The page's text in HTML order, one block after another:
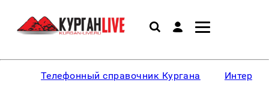
Телефонный справочник Кургана